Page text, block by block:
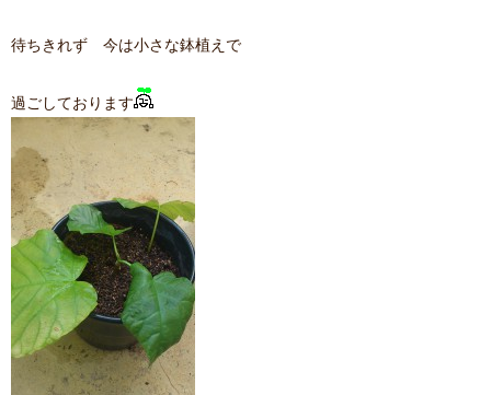
待ちきれず 今は小さな鉢植えで
過ごしております